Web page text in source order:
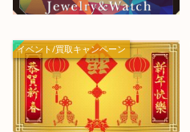
イベント/買取キャンペーン